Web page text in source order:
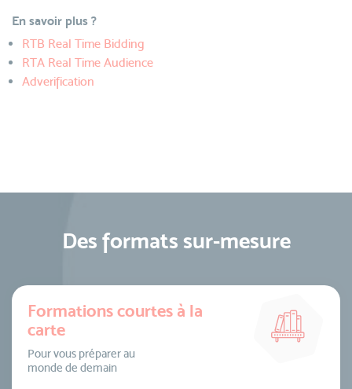
En savoir plus ?
RTB Real Time Bidding
RTA Real Time Audience
Adverification
Des formats sur-mesure
Formations courtes à la
carte
Pour vous préparer au
monde de demain